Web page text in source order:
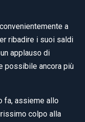
a
ribadire i suoi saldi
applauso di
possibile ancora più
fa, assieme allo
colpo alla